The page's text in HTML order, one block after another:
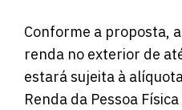
Conforme a proposta,
renda no exterior de
estará sujeita à
Renda da Pessoa